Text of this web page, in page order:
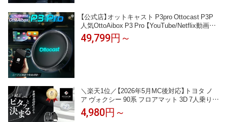
【公式店】オットキャスト P3pro Ottocast P3P
人気OttoAibox P3 Pro 【YouTube/Netflix動画視
聴可能】 AI Box アプリ自由にダウンロード HD
MI™出力端子搭載 ワイヤレスCarPlay/Android
49,799円～
＼楽天1位／【2026年5月MC後対応】トヨタ ノ
ア ヴォクシー 90系 フロアマット 3D 7人乗り
ハイブリッド 防水 立体 ラバーマット 車種専用
1台分 運転席 助手席 2列目 3列目 ラゲッジマッ
4,980円～